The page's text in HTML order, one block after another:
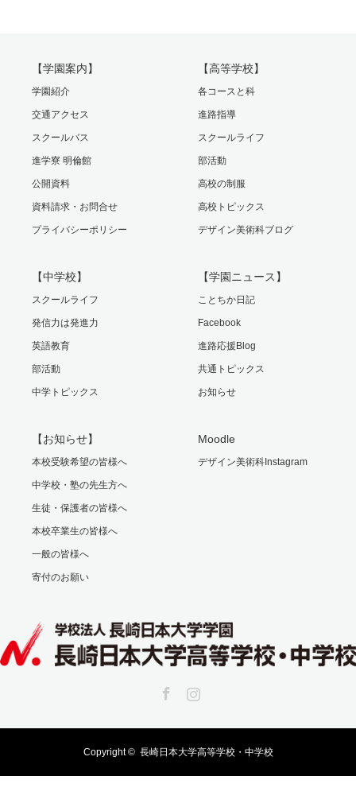
【学園案内】
学園紹介
交通アクセス
スクールバス
進学寮 明倫館
公開資料
資料請求・お問合せ
プライバシーポリシー
【高等学校】
各コースと科
進路指導
スクールライフ
部活動
高校の制服
高校トピックス
デザイン美術科ブログ
【中学校】
スクールライフ
発信力は発進力
英語教育
部活動
中学トピックス
【学園ニュース】
ことちか日記
Facebook
進路応援Blog
共通トピックス
お知らせ
【お知らせ】
本校受験希望の皆様へ
中学校・塾の先生方へ
生徒・保護者の皆様へ
本校卒業生の皆様へ
一般の皆様へ
寄付のお願い
Moodle
デザイン美術科Instagram
Copyright © 長崎日本大学高等学校・中学校